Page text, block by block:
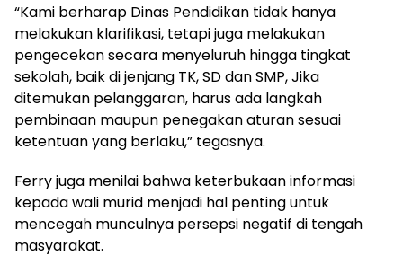
“Kami berharap Dinas Pendidikan tidak hanya
melakukan klarifikasi, tetapi juga melakukan
pengecekan secara menyeluruh hingga tingkat
sekolah, baik di jenjang TK, SD dan SMP, Jika
ditemukan pelanggaran, harus ada langkah
pembinaan maupun penegakan aturan sesuai
ketentuan yang berlaku,” tegasnya.
Ferry juga menilai bahwa keterbukaan informasi
kepada wali murid menjadi hal penting untuk
mencegah munculnya persepsi negatif di tengah
masyarakat.